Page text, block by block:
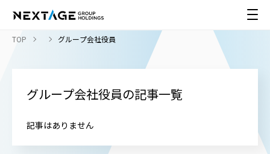
TOP グループ会社役員
グループ会社役員の記事一覧
記事はありません